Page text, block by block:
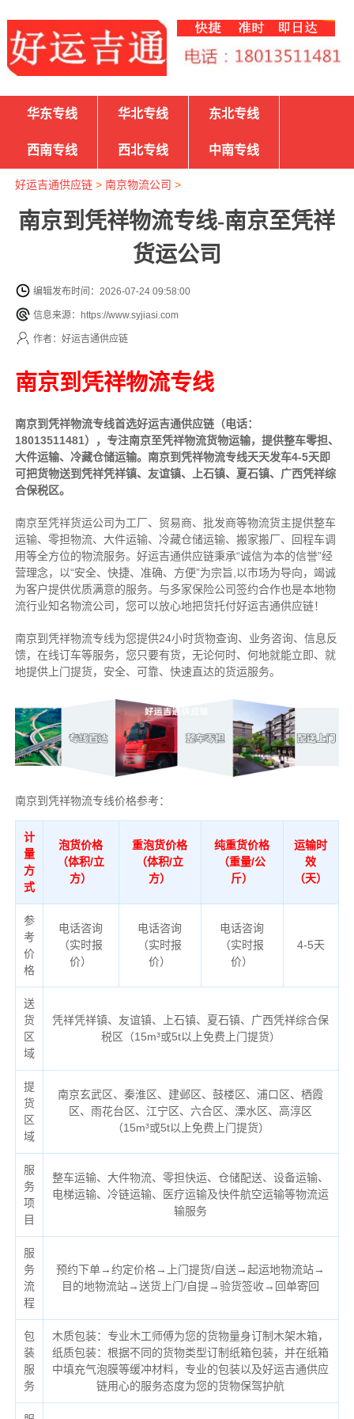
华东专线 华北专线 东北专线
西南专线 西北专线 中南专线
好运吉通供应链> 南京物流公司 >
南京到凭祥物流专线-南京至凭祥
货运公司
编辑发布时间：2026-07-24 09:58:00
信息来源：https://www.syjiasi.com
作者：好运吉通供应链
南京到凭祥物流专线
南京到凭祥物流专线首选好运吉通供应链（电话：
18013511481），专注南京至凭祥物流货物运输，提供整车零担、
大件运输、冷藏仓储运输。南京到凭祥物流专线天天发车4-5天即
可把货物送到凭祥凭祥镇、友谊镇、上石镇、夏石镇、广西凭祥综
合保税区。
南京至凭祥货运公司为工厂、贸易商、批发商等物流货主提供整车
运输、零担物流、大件运输、冷藏仓储运输、搬家搬厂、回程车调
用等全方位的物流服务。好运吉通供应链秉承“诚信为本的信誉”经
营理念，以“安全、快捷、准确、方便”为宗旨,以市场为导向，竭诚
为客户提供优质满意的服务。 与多家保险公司签约合作也是本地物
流行业知名物流公司，您可以放心地把货托付好运吉通供应链！
南京到凭祥物流专线为您提供24小时货物查询、业务咨询、信息反
馈，在线订车等服务，您只要有货，无论何时、何地就能立即、就
地提供上门提货，安全、可靠、快速直达的货运服务。
南京到凭祥物流专线价格参考：
计
量
方
式
泡货价格
（体积/立
方）
重泡货价格
（体积/立
方）
纯重货价格
（重量/公
斤）
运输时
效
（天）
参
考
价
格
电话咨询
（实时报
价）
电话咨询
（实时报
价）
电话咨询
（实时报
价）
4-5天
送
货
区
域
凭祥凭祥镇、友谊镇、上石镇、夏石镇、广西凭祥综合保
税区（15m³或5t以上免费上门提货）
提
货
区
域
南京玄武区、秦淮区、建邺区、鼓楼区、浦口区、栖霞
区、雨花台区、江宁区、六合区、溧水区、高淳区
（15m³或5t以上免费上门提货）
服
务
项
目
整车运输、大件物流、零担快运、仓储配送、设备运输、
电梯运输、冷链运输、医疗运输及快件航空运输等物流运
输服务
服
务
流
程
预约下单→约定价格→上门提货/自送→起运地物流站→
目的地物流站→送货上门/自提→验货签收→回单寄回
包
装
服
务
木质包装：专业木工师傅为您的货物量身订制木架木箱，
纸质包装：根据不同的货物类型订制纸箱包装，并在纸箱
中填充气泡膜等缓冲材料，专业的包装以及好运吉通供应
链用心的服务态度为您的货物保驾护航